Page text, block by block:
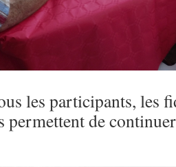
les participants, les
permettent de